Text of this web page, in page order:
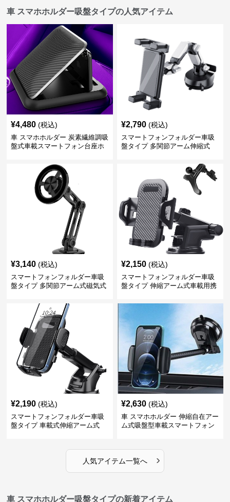
車 スマホホルダー吸盤タイプの人気アイテム
¥4,480 (税込)
車 スマホホルダー 炭素繊維調吸
盤式車載スマートフォン台座ホ
¥2,790 (税込)
スマートフォンフォルダー車吸
盤タイプ 多関節アーム伸縮式
¥3,140 (税込)
スマートフォンフォルダー車吸
盤タイプ 多関節アーム式磁気式
¥2,150 (税込)
スマートフォンフォルダー車吸
盤タイプ 伸縮アーム式車載用携
¥2,190 (税込)
スマートフォンフォルダー車吸
盤タイプ 車載式伸縮アーム式
¥2,630 (税込)
車 スマホホルダー 伸縮自在アー
ム式吸盤型車載スマートフォン
人気アイテム一覧へ ›
車 スマホホルダー吸盤タイプの新着アイテム